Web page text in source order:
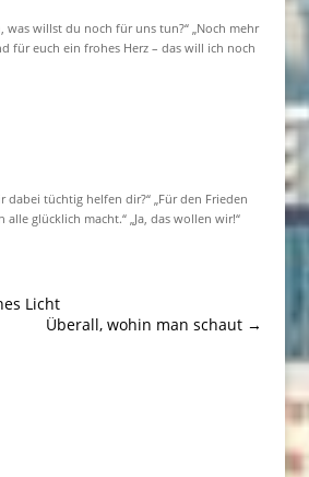
was willst du noch für uns tun?“ „Noch mehr
für euch ein frohes Herz – das will ich noch
dabei tüchtig helfen dir?“ „Für den Frieden
glücklich macht.“ „Ja, das wollen wir!“
Licht
Überall, wohin man schaut →